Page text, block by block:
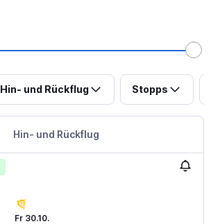
Hin- und Rückflug Stopps
Hin- und Rückflug
Fr 30.10.